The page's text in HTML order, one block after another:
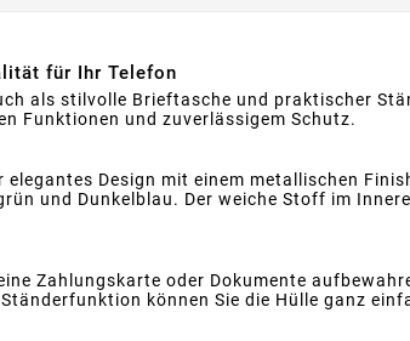
für Ihr Telefon
als stilvolle Brieftasche und praktischer
Funktionen und zuverlässigem Schutz.
Design mit einem metallischen
und Dunkelblau. Der weiche Stoff im
Zahlungskarte oder Dokumente
können Sie die Hülle ganz